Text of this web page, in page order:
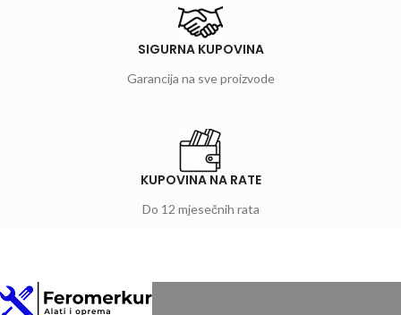
SIGURNA KUPOVINA
Garancija na sve proizvode
KUPOVINA NA RATE
Do 12 mjesečnih rata